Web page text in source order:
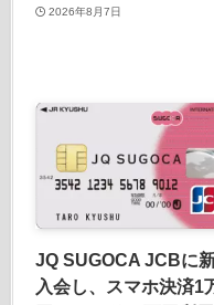
2026年8月7日
JQ SUGOCA JCBに
入会し、スマホ決済1